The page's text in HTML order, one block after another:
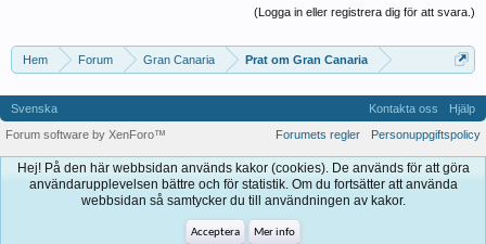
(Logga in eller registrera dig för att svara.)
Hem Forum Gran Canaria Prat om Gran Canaria
Svenska Kontakta oss
Hjälp
Forumets regler
Personuppgiftspolicy
Forum software by XenForo™
Hej! På den här webbsidan används kakor (cookies). De används för att göra
användarupplevelsen bättre och för statistik. Om du fortsätter att använda
webbsidan så samtycker du till användningen av kakor.
Acceptera Mer info